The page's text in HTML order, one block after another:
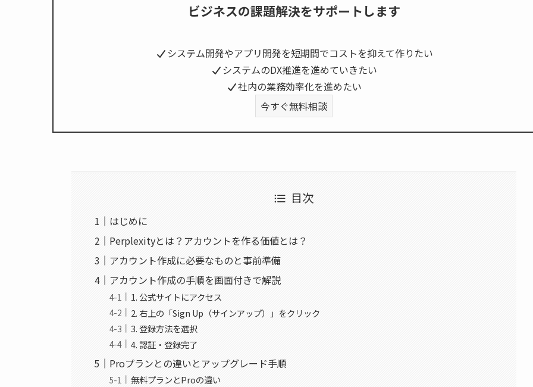
ビジネスの課題解決をサポートします
システム開発やアプリ開発を短期間でコストを抑えて作りたい
システムのDX推進を進めていきたい
社内の業務効率化を進めたい
今すぐ無料相談
目次
はじめに
Perplexityとは？アカウントを作る価値とは？
アカウント作成に必要なものと事前準備
アカウント作成の手順を画面付きで解説
1. 公式サイトにアクセス
2. 右上の「Sign Up（サインアップ）」をクリック
3. 登録方法を選択
4. 認証・登録完了
Proプランとの違いとアップグレード手順
無料プランとProの違い